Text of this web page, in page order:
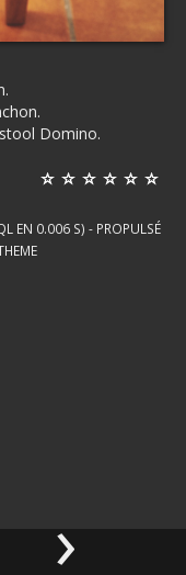
›
Domino.
EN 0.006 S) - PROPULSÉ